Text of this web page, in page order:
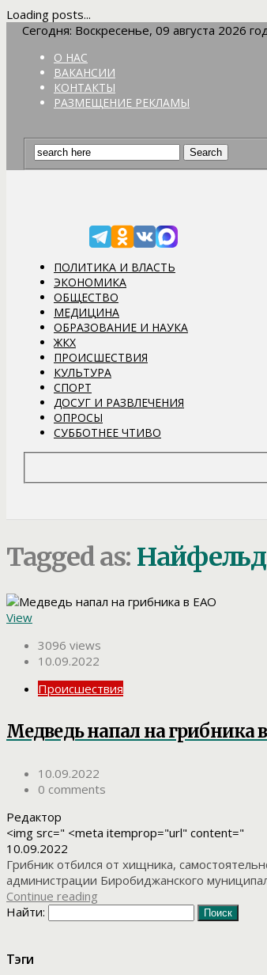
Loading posts...
Сегодня: Воскресенье, 09 августа 2026
О НАС
ВАКАНСИИ
КОНТАКТЫ
РАЗМЕЩЕНИЕ РЕКЛАМЫ
ПОЛИТИКА И ВЛАСТЬ
ЭКОНОМИКА
ОБЩЕСТВО
МЕДИЦИНА
ОБРАЗОВАНИЕ И НАУКА
ЖКХ
ПРОИСШЕСТВИЯ
КУЛЬТУРА
СПОРТ
ДОСУГ И РАЗВЛЕЧЕНИЯ
ОПРОСЫ
СУББОТНЕЕ ЧТИВО
Tagged as: Найфельд
View
3096 views
10.09.2022
Происшествия
Медведь напал на грибника
10.09.2022
0 comments
Редактор
<img src=" <meta itemprop="url" content="
10.09.2022
Грибник отбился от хищника,
администрации Биробиджанского
Continue reading
Найти:
Тэги